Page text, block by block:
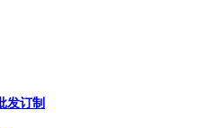
发订制